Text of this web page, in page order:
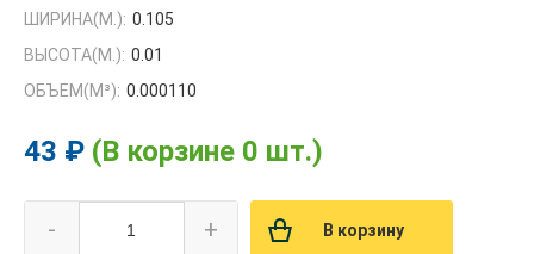
ШИРИНА(М.): 0.105
ВЫСОТА(М.): 0.01
ОБЪЕМ(M³): 0.000110
43 ₽ (В корзине 0 шт.)
- + В корзину